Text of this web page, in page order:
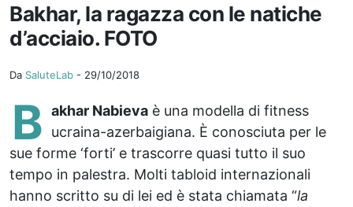
Bakhar, la ragazza con le natiche
d’acciaio. FOTO
Da SaluteLab - 29/10/2018
B akhar Nabieva è una modella di fitness
ucraina-azerbaigiana. È conosciuta per le
sue forme ‘forti’ e trascorre quasi tutto il suo
tempo in palestra. Molti tabloid internazionali
hanno scritto su di lei ed è stata chiamata “la